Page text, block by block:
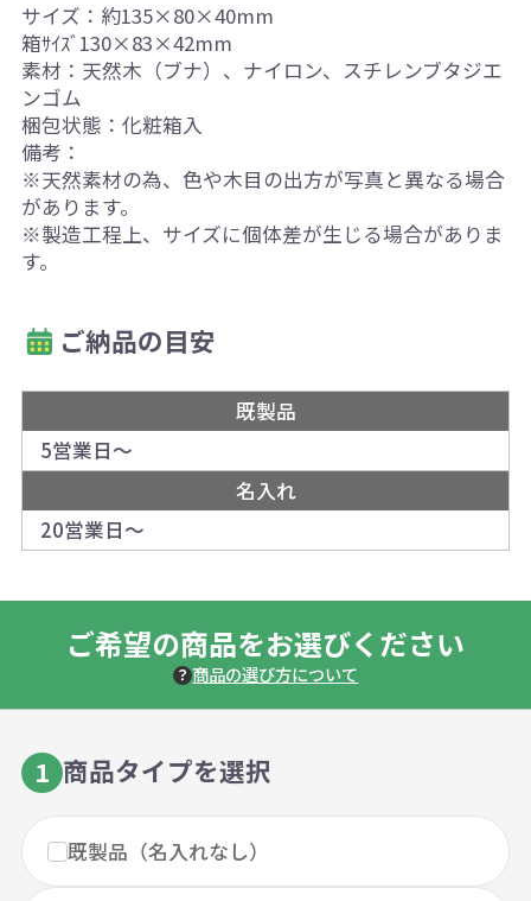
サイズ：約135×80×40mm
箱ｻｲｽﾞ130×83×42mm
素材：天然木（ブナ）、ナイロン、スチレンブタジエ
ンゴム
梱包状態：化粧箱入
備考：
※天然素材の為、色や木目の出方が写真と異なる場合
があります。
※製造工程上、サイズに個体差が生じる場合がありま
す。
ご納品の目安
既製品
5営業日～
名入れ
20営業日～
ご希望の商品をお選びください
商品の選び方について
1 商品タイプを選択
既製品（名入れなし）